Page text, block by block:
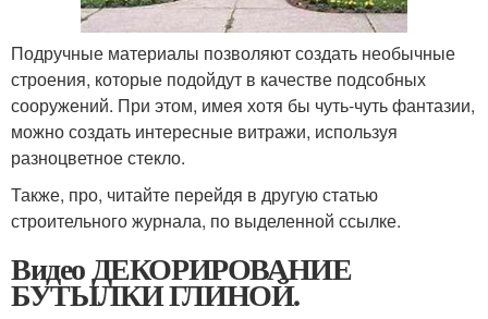
Подручные материалы позволяют создать необычные
строения, которые подойдут в качестве подсобных
сооружений. При этом, имея хотя бы чуть-чуть фантазии,
можно создать интересные витражи, используя
разноцветное стекло.
Также, про, читайте перейдя в другую статью
строительного журнала, по выделенной ссылке.
Видео ДЕКОРИРОВАНИЕ
БУТЫЛКИ ГЛИНОЙ.